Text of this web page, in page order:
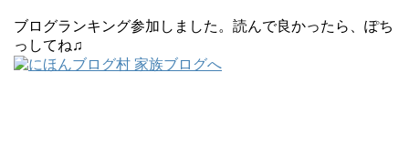
ブログランキング参加しました。読んで良かったら、ぽち
っしてね♫